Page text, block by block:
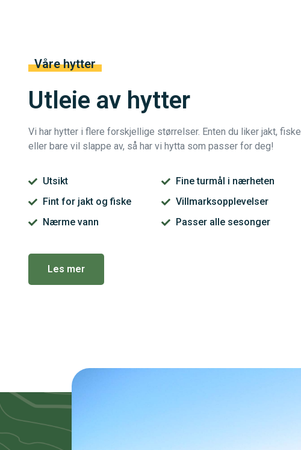
Våre hytter
Utleie av hytter
Vi har hytter i flere forskjellige størrelser. Enten du liker jakt, fiske
eller bare vil slappe av, så har vi hytta som passer for deg!
Utsikt
Fint for jakt og fiske
Nærme vann
Fine turmål i nærheten
Villmarksopplevelser
Passer alle sesonger
Les mer